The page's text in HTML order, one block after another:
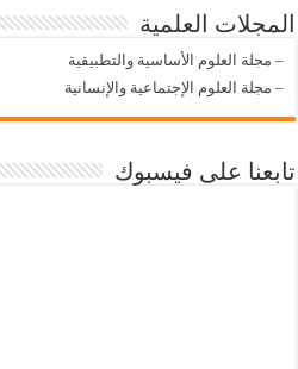
المجلات العلمية
– مجلة العلوم الأساسية والتطبيقية
– مجلة العلوم الإجتماعية والإنسانية
تابعنا على فيسبوك